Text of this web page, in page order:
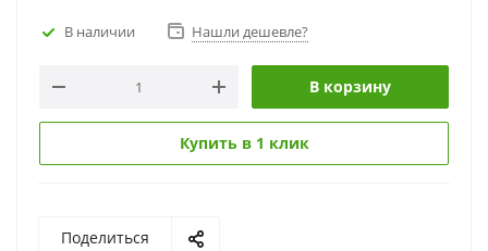
В наличии Нашли дешевле?
В корзину
Купить в 1 клик
Поделиться